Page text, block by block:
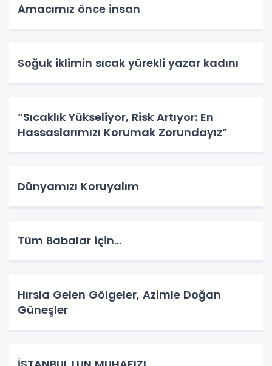
Amacımız önce insan
Soğuk iklimin sıcak yürekli yazar kadını
“Sıcaklık Yükseliyor, Risk Artıyor: En
Hassaslarımızı Korumak Zorundayız”
Dünyamızı Koruyalım
Tüm Babalar için...
Hırsla Gelen Gölgeler, Azimle Doğan
Güneşler